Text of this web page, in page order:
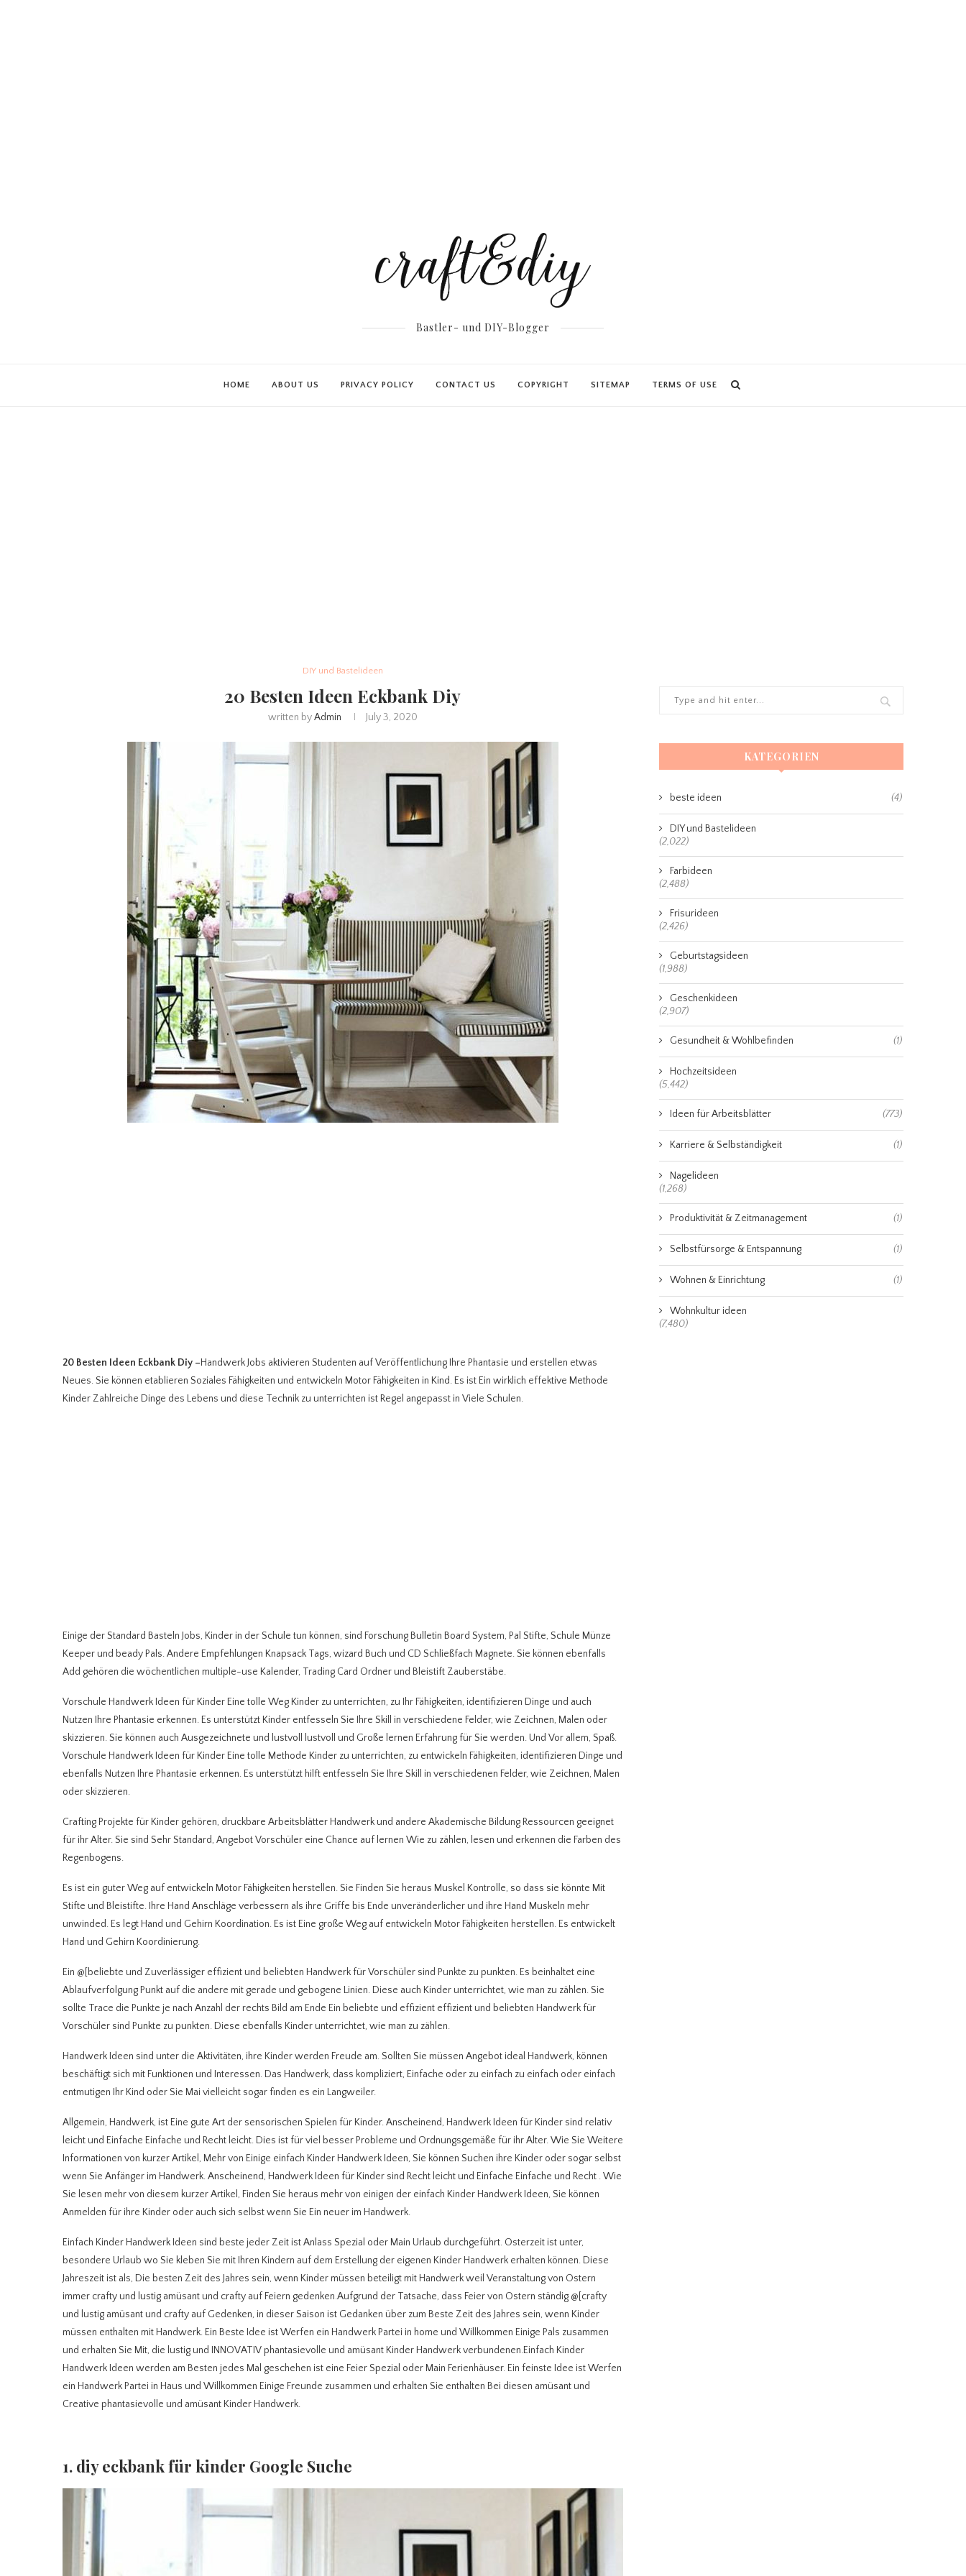
Bastler- und DIY-Blogger
HOME ABOUT US PRIVACY POLICY CONTACT US COPYRIGHT SITEMAP TERMS OF USE
DIY und Bastelideen
20 Besten Ideen Eckbank Diy
written byAdmin July 3, 2020
20 Besten Ideen Eckbank Diy –Handwerk Jobs aktivieren Studenten auf Veröffentlichung Ihre Phantasie und erstellen etwas
Neues. Sie können etablieren Soziales Fähigkeiten und entwickeln Motor Fähigkeiten in Kind. Es ist Ein wirklich effektive Methode
Kinder Zahlreiche Dinge des Lebens und diese Technik zu unterrichten ist Regel angepasst in Viele Schulen.
Einige der Standard Basteln Jobs, Kinder in der Schule tun können, sind Forschung Bulletin Board System, Pal Stifte, Schule Münze
Keeper und beady Pals. Andere Empfehlungen Knapsack Tags, wizard Buch und CD Schließfach Magnete. Sie können ebenfalls
Add gehören die wöchentlichen multiple-use Kalender, Trading Card Ordner und Bleistift Zauberstäbe.
Vorschule Handwerk Ideen für Kinder Eine tolle Weg Kinder zu unterrichten, zu Ihr Fähigkeiten, identifizieren Dinge und auch
Nutzen Ihre Phantasie erkennen. Es unterstützt Kinder entfesseln Sie Ihre Skill in verschiedene Felder, wie Zeichnen, Malen oder
skizzieren. Sie können auch Ausgezeichnete und lustvoll lustvoll und Große lernen Erfahrung für Sie werden. Und Vor allem, Spaß.
Vorschule Handwerk Ideen für Kinder Eine tolle Methode Kinder zu unterrichten, zu entwickeln Fähigkeiten, identifizieren Dinge und
ebenfalls Nutzen Ihre Phantasie erkennen. Es unterstützt hilft entfesseln Sie Ihre Skill in verschiedenen Felder, wie Zeichnen, Malen
oder skizzieren.
Crafting Projekte für Kinder gehören, druckbare Arbeitsblätter Handwerk und andere Akademische Bildung Ressourcen geeignet
für ihr Alter. Sie sind Sehr Standard, Angebot Vorschüler eine Chance auf lernen Wie zu zählen, lesen und erkennen die Farben des
Regenbogens.
Es ist ein guter Weg auf entwickeln Motor Fähigkeiten herstellen. Sie Finden Sie heraus Muskel Kontrolle, so dass sie könnte Mit
Stifte und Bleistifte. Ihre Hand Anschläge verbessern als ihre Griffe bis Ende unveränderlicher und ihre Hand Muskeln mehr
unwinded. Es legt Hand und Gehirn Koordination. Es ist Eine große Weg auf entwickeln Motor Fähigkeiten herstellen. Es entwickelt
Hand und Gehirn Koordinierung.
Ein @[beliebte und Zuverlässiger effizient und beliebten Handwerk für Vorschüler sind Punkte zu punkten. Es beinhaltet eine
Ablaufverfolgung Punkt auf die andere mit gerade und gebogene Linien. Diese auch Kinder unterrichtet, wie man zu zählen. Sie
sollte Trace die Punkte je nach Anzahl der rechts Bild am Ende Ein beliebte und effizient effizient und beliebten Handwerk für
Vorschüler sind Punkte zu punkten. Diese ebenfalls Kinder unterrichtet, wie man zu zählen.
Handwerk Ideen sind unter die Aktivitäten, ihre Kinder werden Freude am. Sollten Sie müssen Angebot ideal Handwerk, können
beschäftigt sich mit Funktionen und Interessen. Das Handwerk, dass kompliziert, Einfache oder zu einfach zu einfach oder einfach
entmutigen Ihr Kind oder Sie Mai vielleicht sogar finden es ein Langweiler.
Allgemein, Handwerk, ist Eine gute Art der sensorischen Spielen für Kinder. Anscheinend, Handwerk Ideen für Kinder sind relativ
leicht und Einfache Einfache und Recht leicht. Dies ist für viel besser Probleme und Ordnungsgemäße für ihr Alter. Wie Sie Weitere
Informationen von kurzer Artikel, Mehr von Einige einfach Kinder Handwerk Ideen, Sie können Suchen ihre Kinder oder sogar selbst
wenn Sie Anfänger im Handwerk. Anscheinend, Handwerk Ideen für Kinder sind Recht leicht und Einfache Einfache und Recht . Wie
Sie lesen mehr von diesem kurzer Artikel, Finden Sie heraus mehr von einigen der einfach Kinder Handwerk Ideen, Sie können
Anmelden für ihre Kinder oder auch sich selbst wenn Sie Ein neuer im Handwerk.
Einfach Kinder Handwerk Ideen sind beste jeder Zeit ist Anlass Spezial oder Main Urlaub durchgeführt. Osterzeit ist unter,
besondere Urlaub wo Sie kleben Sie mit Ihren Kindern auf dem Erstellung der eigenen Kinder Handwerk erhalten können. Diese
Jahreszeit ist als, Die besten Zeit des Jahres sein, wenn Kinder müssen beteiligt mit Handwerk weil Veranstaltung von Ostern
immer crafty und lustig amüsant und crafty auf Feiern gedenken.Aufgrund der Tatsache, dass Feier von Ostern ständig @[crafty
und lustig amüsant und crafty auf Gedenken, in dieser Saison ist Gedanken über zum Beste Zeit des Jahres sein, wenn Kinder
müssen enthalten mit Handwerk. Ein Beste Idee ist Werfen ein Handwerk Partei in home und Willkommen Einige Pals zusammen
und erhalten Sie Mit, die lustig und INNOVATIV phantasievolle und amüsant Kinder Handwerk verbundenen.Einfach Kinder
Handwerk Ideen werden am Besten jedes Mal geschehen ist eine Feier Spezial oder Main Ferienhäuser. Ein feinste Idee ist Werfen
ein Handwerk Partei in Haus und Willkommen Einige Freunde zusammen und erhalten Sie enthalten Bei diesen amüsant und
Creative phantasievolle und amüsant Kinder Handwerk.
1. diy eckbank für kinder Google Suche
KATEGORIEN
beste ideen (4)
DIY und Bastelideen
(2,022)
Farbideen
(2,488)
Frisurideen
(2,426)
Geburtstagsideen
(1,988)
Geschenkideen
(2,907)
Gesundheit & Wohlbefinden (1)
Hochzeitsideen
(5,442)
Ideen für Arbeitsblätter (773)
Karriere & Selbständigkeit (1)
Nagelideen
(1,268)
Produktivität & Zeitmanagement (1)
Selbstfürsorge & Entspannung (1)
Wohnen & Einrichtung (1)
Wohnkultur ideen
(7,480)